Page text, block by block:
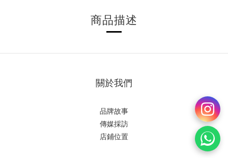
商品描述
關於我們
品牌故事
傳媒採訪
店鋪位置